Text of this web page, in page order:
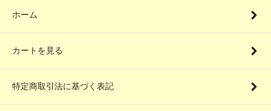
ホーム
カートを見る
特定商取引法に基づく表記